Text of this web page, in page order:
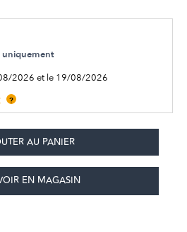
uniquement
2026 et le 19/08/2026
?
EN MAGASIN